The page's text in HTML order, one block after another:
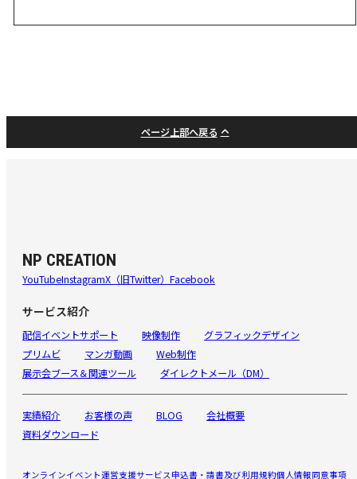
ページ上部へ戻る
NP CREATION
YouTubeInstagramX（旧Twitter） Facebook
サービス紹介
配信イベントサポート 映像制作
グラフィックデザイン
プリムビ
マンガ動画
Web制作
展示会ブース＆関連ツール
ダイレクトメール（DM）
実績紹介 お客様の声 BLOG
会社概要
資料ダウンロード
オンラインイベント運営支援サービス申込書・請書及び利用規約個人情報同意事項